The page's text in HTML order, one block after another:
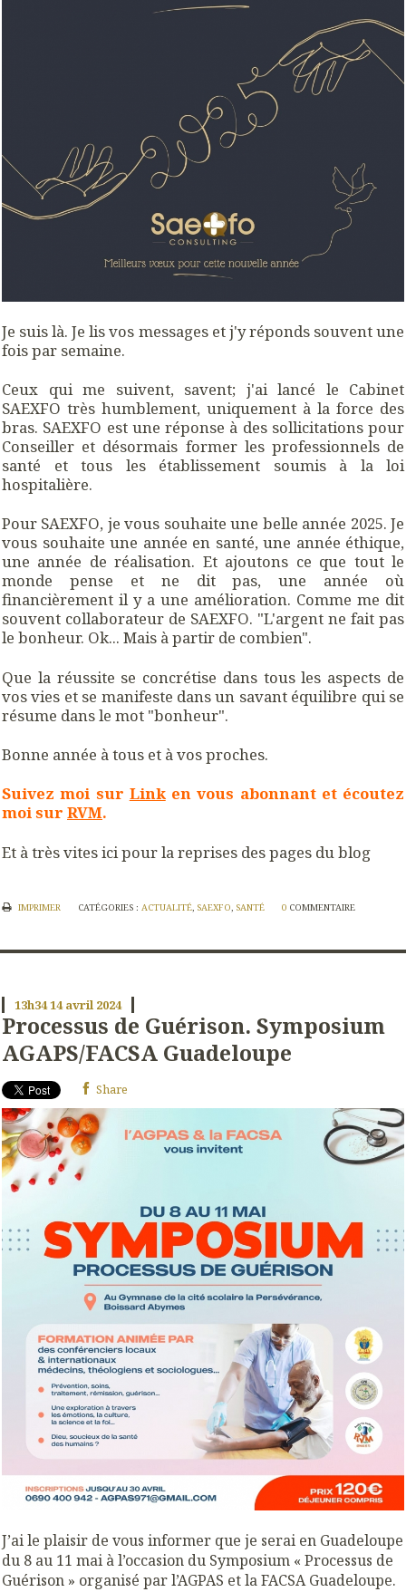
Je suis là. Je lis vos messages et j'y réponds souvent une
fois par semaine.
Ceux qui me suivent, savent; j'ai lancé le Cabinet
SAEXFO très humblement, uniquement à la force des
bras. SAEXFO est une réponse à des sollicitations pour
Conseiller et désormais former les professionnels de
santé et tous les établissement soumis à la loi
hospitalière.
Pour SAEXFO, je vous souhaite une belle année 2025. Je
vous souhaite une année en santé, une année éthique,
une année de réalisation. Et ajoutons ce que tout le
monde pense et ne dit pas, une année où
financièrement il y a une amélioration. Comme me dit
souvent collaborateur de SAEXFO. "L'argent ne fait pas
le bonheur. Ok... Mais à partir de combien".
Que la réussite se concrétise dans tous les aspects de
vos vies et se manifeste dans un savant équilibre qui se
résume dans le mot "bonheur".
Bonne année à tous et à vos proches.
Suivez moi sur Linken vous abonnant et écoutez
moi sur RVM.
Et à très vites ici pour la reprises des pages du blog
IMPRIMER CATÉGORIES : ACTUALITÉ, SAEXFO, SANTÉ 0 COMMENTAIRE
13h3414 avril 2024
Processus de Guérison. Symposium
AGAPS/FACSA Guadeloupe
Share
J’ai le plaisir de vous informer que je serai en Guadeloupe
du 8 au 11 mai à l’occasion du Symposium « Processus de
Guérison » organisé par l’AGPAS et la FACSA Guadeloupe.